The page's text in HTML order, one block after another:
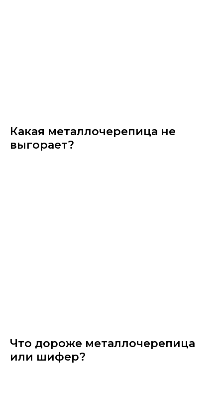
Какая металлочерепица не
выгорает?
Что дороже металлочерепица
или шифер?